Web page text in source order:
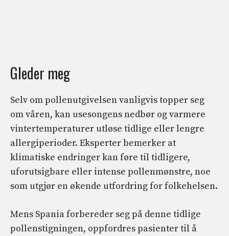
Gleder meg
Selv om pollenutgivelsen vanligvis topper seg
om våren, kan usesongens nedbør og varmere
vintertemperaturer utløse tidlige eller lengre
allergiperioder. Eksperter bemerker at
klimatiske endringer kan føre til tidligere,
uforutsigbare eller intense pollenmønstre, noe
som utgjør en økende utfordring for folkehelsen.
Mens Spania forbereder seg på denne tidlige
pollenstigningen, oppfordres pasienter til å